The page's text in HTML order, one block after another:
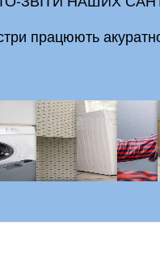
працюють